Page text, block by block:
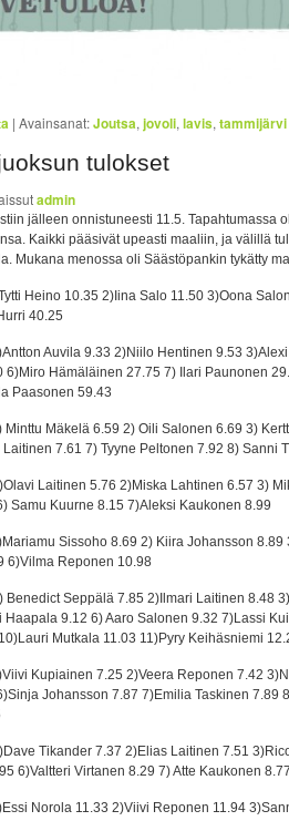
|Avainsanat:Joutsa,jovoli,lavis,tammijärvi
tulokset
admin
jälleen onnistuneesti 11.5. Tapahtumassa
Kaikki pääsivät upeasti maaliin, ja välillä
Mukana menossa oli Säästöpankin tykätty
Heino 10.35 2)Iina Salo 11.50 3)Oona
40.25
Auvila 9.33 2)Niilo Hentinen 9.53
6)Miro Hämäläinen 27.75 7) Ilari Paunonen
Paasonen 59.43
Minttu Mäkelä 6.59 2) Oili Salonen 6.69 3)
7.61 7) Tyyne Peltonen 7.92 8) Sanni
Laitinen 5.76 2)Miska Lahtinen 6.57 3)
Samu Kuurne 8.15 7)Aleksi Kaukonen 8.99
Sissoho 8.69 2) Kiira Johansson
6)Vilma Reponen 10.98
Benedict Seppälä 7.85 2)Ilmari Laitinen 8.48
Haapala 9.12 6) Aaro Salonen 9.32 7)Lassi
Mutkala 11.03 11)Pyry Keihäsniemi
Kupiainen 7.25 2)Veera Reponen 7.42
Johansson 7.87 7)Emilia Taskinen 7.89
Tikander 7.37 2)Elias Laitinen 7.51
6)Valtteri Virtanen 8.29 7) Atte Kaukonen
Norola 11.33 2)Viivi Reponen 11.94